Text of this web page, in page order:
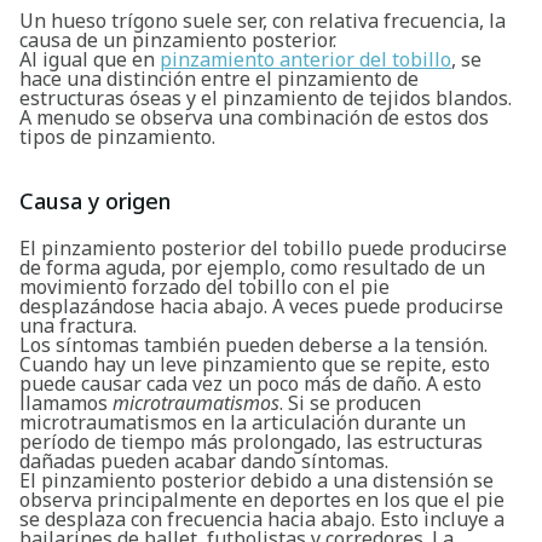
Un hueso trígono suele ser, con relativa frecuencia, la
causa de un pinzamiento posterior.
Al igual que en pinzamiento anterior del tobillo, se
hace una distinción entre el pinzamiento de
estructuras óseas y el pinzamiento de tejidos blandos.
A menudo se observa una combinación de estos dos
tipos de pinzamiento.
Causa y origen
El pinzamiento posterior del tobillo puede producirse
de forma aguda, por ejemplo, como resultado de un
movimiento forzado del tobillo con el pie
desplazándose hacia abajo. A veces puede producirse
una fractura.
Los síntomas también pueden deberse a la tensión.
Cuando hay un leve pinzamiento que se repite, esto
puede causar cada vez un poco más de daño. A esto
llamamos microtraumatismos. Si se producen
microtraumatismos en la articulación durante un
período de tiempo más prolongado, las estructuras
dañadas pueden acabar dando síntomas.
El pinzamiento posterior debido a una distensión se
observa principalmente en deportes en los que el pie
se desplaza con frecuencia hacia abajo. Esto incluye a